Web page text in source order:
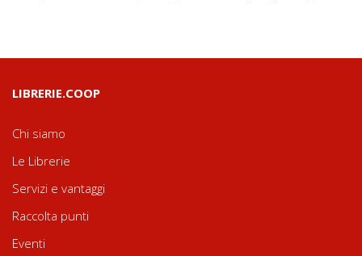
LIBRERIE.COOP
Chi siamo
Le Librerie
Servizi e vantaggi
Raccolta punti
Eventi